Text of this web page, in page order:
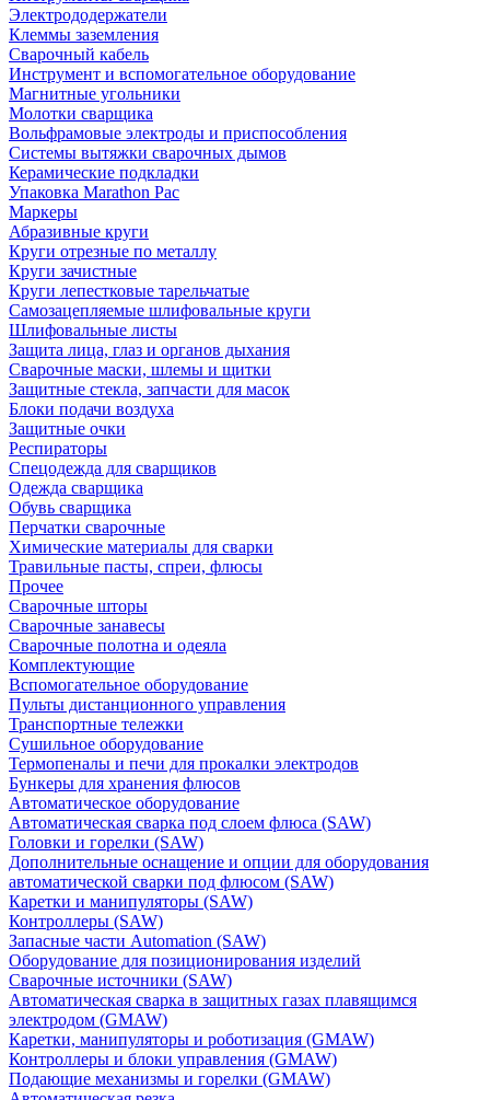
Электрододержатели
Клеммы заземления
Сварочный кабель
Инструмент и вспомогательное оборудование
Магнитные угольники
Молотки сварщика
Вольфрамовые электроды и приспособления
Системы вытяжки сварочных дымов
Керамические подкладки
Упаковка Marathon Pac
Маркеры
Абразивные круги
Круги отрезные по металлу
Круги зачистные
Круги лепестковые тарельчатые
Самозацепляемые шлифовальные круги
Шлифовальные листы
Защита лица, глаз и органов дыхания
Сварочные маски, шлемы и щитки
Защитные стекла, запчасти для масок
Блоки подачи воздуха
Защитные очки
Респираторы
Спецодежда для сварщиков
Одежда сварщика
Обувь сварщика
Перчатки сварочные
Химические материалы для сварки
Травильные пасты, спреи, флюсы
Прочее
Сварочные шторы
Сварочные занавесы
Сварочные полотна и одеяла
Комплектующие
Вспомогательное оборудование
Пульты дистанционного управления
Транспортные тележки
Сушильное оборудование
Термопеналы и печи для прокалки электродов
Бункеры для хранения флюсов
Автоматическое оборудование
Автоматическая сварка под слоем флюса (SAW)
Головки и горелки (SAW)
Дополнительные оснащение и опции для оборудования
автоматической сварки под флюсом (SAW)
Каретки и манипуляторы (SAW)
Контроллеры (SAW)
Запасные части Automation (SAW)
Оборудование для позиционирования изделий
Сварочные источники (SAW)
Автоматическая сварка в защитных газах плавящимся
электродом (GMAW)
Каретки, манипуляторы и роботизация (GMAW)
Контроллеры и блоки управления (GMAW)
Подающие механизмы и горелки (GMAW)